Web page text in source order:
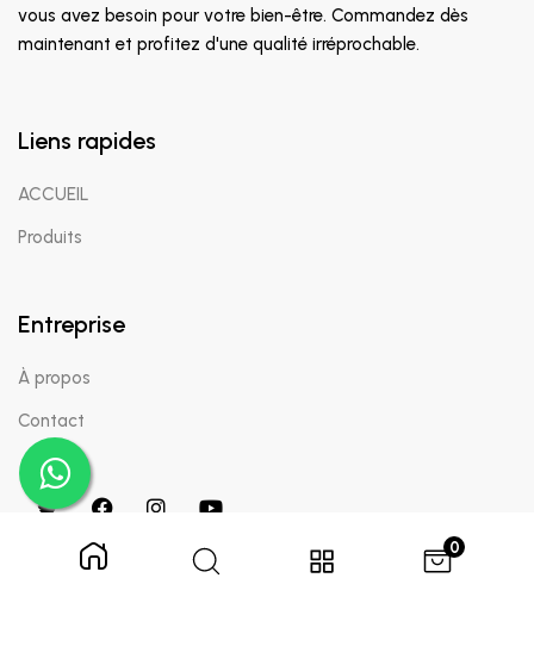
0
vous avez besoin pour votre bien-être. Commandez dès
maintenant et profitez d'une qualité irréprochable.
Liens rapides
ACCUEIL
Produits
Entreprise
À propos
Contact